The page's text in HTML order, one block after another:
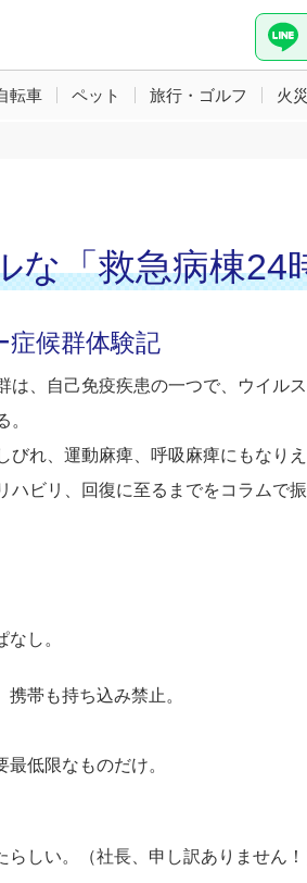
転車 ペット 旅行・ゴルフ 火災
な「救急病棟24
症候群体験記
は、自己免疫疾患の一つで、ウイル
。
びれ、運動麻痺、呼吸麻痺にもなり
ハビリ、回復に至るまでをコラムで振
し。
帯も持ち込み禁止。
低限なものだけ。
しい。（社長、申し訳ありません！